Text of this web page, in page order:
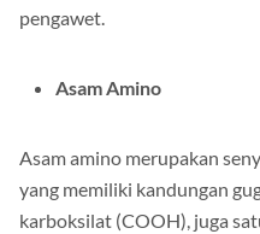
pengawet.
Asam Amino
Asam amino merupakan
yang memiliki kandungan
karboksilat (COOH), juga